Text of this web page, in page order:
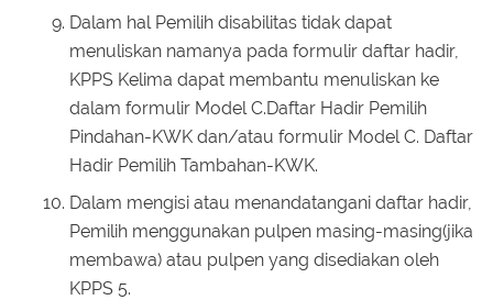
Dalam hal Pemilih disabilitas tidak dapat
menuliskan namanya pada formulir daftar hadir,
KPPS Kelima dapat membantu menuliskan ke
dalam formulir Model C.Daftar Hadir Pemilih
Pindahan-KWK dan/atau formulir Model C. Daftar
Hadir Pemilih Tambahan-KWK.
Dalam mengisi atau menandatangani daftar hadir,
Pemilih menggunakan pulpen masing-masing(jika
membawa) atau pulpen yang disediakan oleh
KPPS 5.